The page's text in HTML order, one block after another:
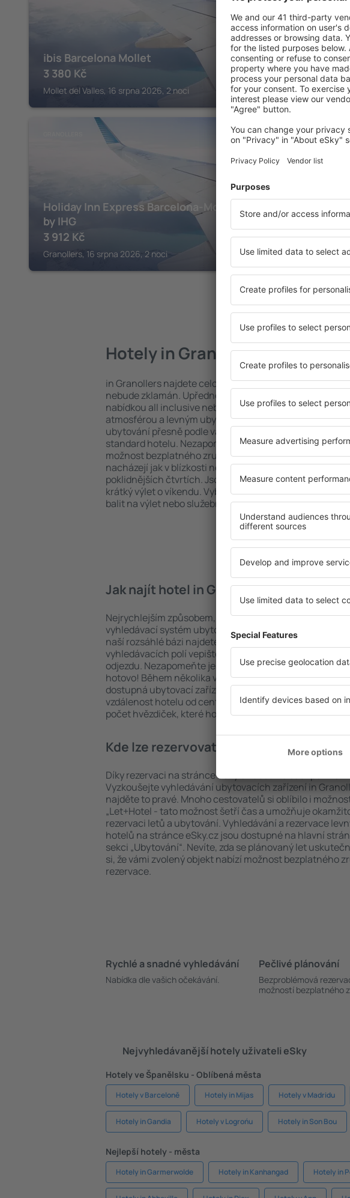
ibis Barcelona Mollet
3 380 Kč
Mollet del Valles, 16 srpna 2026, 2 noci
Exe Parc
4 215Kč
Cerdanyola
Holiday Inn Express Barcelona-Montmeló
by IHG
3 912 Kč
Granollers, 16 srpna 2026, 2 noci
VALLROMANAS
Mas
Baths
8 679Kč
Vallromanas,
Hotely in Granollers
in Granollers najdete celou řadu hotelů. Žádný
nebude zklamán. Upřednostňujete hotel na vysoké
nabídkou all inclusive nebo hledáte spíše místa s
atmosférou a levným ubytováním? in Granollers na vás
ubytování přesně podle vašich představ! Stačí zvolit
standard hotelu. Nezapomeňte zkontrolovat způsob
možnost bezplatného zrušení rezervace. Hotely in
nacházejí jak v blízkosti nejpopulárnějších atrakcí, tak i v
poklidnějších čtvrtích. Jsou jako stvořené na delší pobyt
krátký výlet o víkendu. Vyberte hotel přesně pro vás a
balit na výlet nebo služební cestu už dnes!
Jak najít hotel in Granollers?
Nejrychlejším způsobem, jak najít hotel in Granollers, je
vyhledávací systém ubytovacích zařízení na stránce
naší rozsáhlé bázi najdete přesně to, co hledáte. Do
vyhledávacích polí vepište cíl cesty a vyberte data
odjezdu. Nezapomeňte ještě uvést počet hostů a pokojů.
hotovo! Během několika vteřin se před vámi objeví
dostupná ubytovací zařízení. Snadno si pak můžete
vzdálenost hotelu od centra, způsob platby za
počet hvězdiček, které hotel obdržel od předchozích
Kde lze rezervovat hotel in Granollers?
Díky rezervaci na stránce eSky.cz ušetříte čas i peníze.
Vyzkoušejte vyhledávání ubytovacích zařízení in
najděte to pravé. Mnoho cestovatelů si oblíbilo i
„Let+Hotel - tato možnost šetří čas a umožňuje
rezervaci letů a ubytování. Vyhledávání a rezervace
hotelů na stránce eSky.cz jsou dostupné na hlavní
sekci „Ubytování“. Nevíte, zda se plánovaný let
si, že vámi zvolený objekt nabízí možnost bezplatného
rezervace.
Rychlé a snadné vyhledávání
Nabídka dle vašich očekávání.
Pečlivé plánování
Bezproblémová
možností bezplatného
Nejvyhledávanější hotely uživateli eSky
Hotely ve Španělsku - Oblíbená města
Hotely v Barceloně Hotely in Mijas Hotely v Madridu
Hotely in Gandia Hotely v Logrońu Hotely in Son Bou
Nejlepší hotely - města
Hotely in Garmerwolde Hotely in Kanhangad Hotely in